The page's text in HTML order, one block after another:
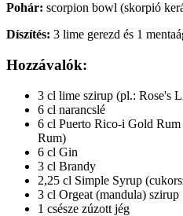
Pohár: scorpion bowl (skorpió
Díszítés: 3 lime gerezd és 1
Hozzávalók:
3 cl lime szirup (pl.: Rose's
6 cl narancslé
6 cl Puerto Rico-i Gold
Rum)
6 cl Gin
3 cl Brandy
2,25 cl Simple Syrup
3 cl Orgeat (mandula) szirup
1 csésze zúzott jég